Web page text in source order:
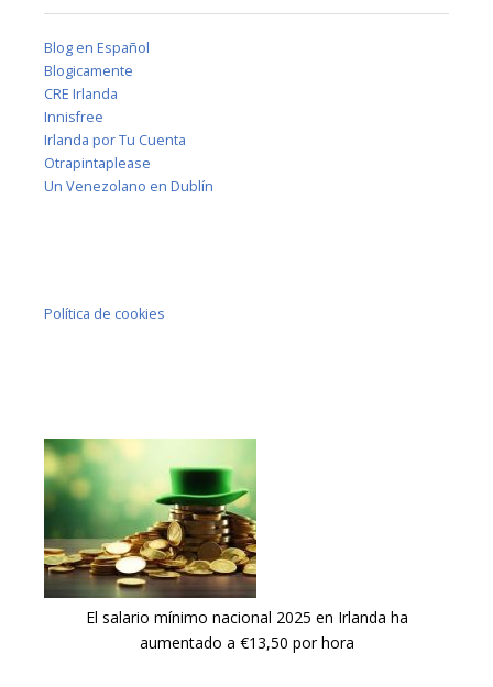
Blog en Español
Blogicamente
CRE Irlanda
Innisfree
Irlanda por Tu Cuenta
Otrapintaplease
Un Venezolano en Dublín
Política de cookies
El salario mínimo nacional 2025 en Irlanda ha
aumentado a €13,50 por hora